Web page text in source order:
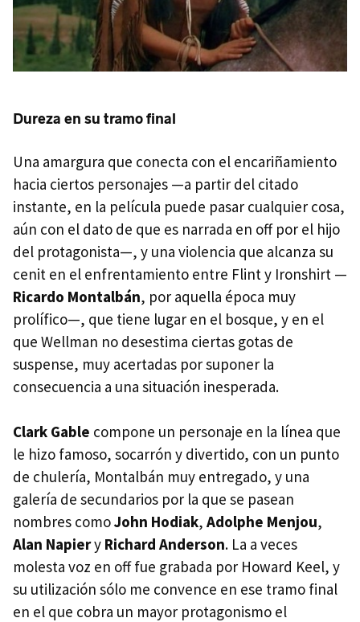
Dureza en su tramo final
Una amargura que conecta con el encariñamiento
hacia ciertos personajes —a partir del citado
instante, en la película puede pasar cualquier cosa,
aún con el dato de que es narrada en off por el hijo
del protagonista—, y una violencia que alcanza su
cenit en el enfrentamiento entre Flint y Ironshirt —
Ricardo Montalbán, por aquella época muy
prolífico—, que tiene lugar en el bosque, y en el
que Wellman no desestima ciertas gotas de
suspense, muy acertadas por suponer la
consecuencia a una situación inesperada.
Clark Gable compone un personaje en la línea que
le hizo famoso, socarrón y divertido, con un punto
de chulería, Montalbán muy entregado, y una
galería de secundarios por la que se pasean
nombres comoJohn Hodiak, Adolphe Menjou,
Alan Napiery Richard Anderson. La a veces
molesta voz en off fue grabada por Howard Keel, y
su utilización sólo me convence en ese tramo final
en el que cobra un mayor protagonismo el